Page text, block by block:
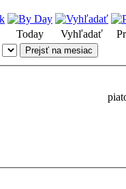
Today Vyhľadať
Prejsť na mesiac